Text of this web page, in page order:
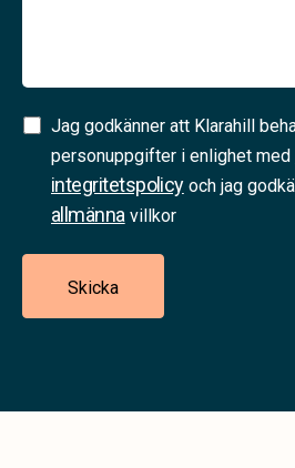
Samtycke
(Required)
Jag godkänner att Klarahill
personuppgifter i enlighet med
integritetspolicyoch jag
allmännavillkor
Skicka